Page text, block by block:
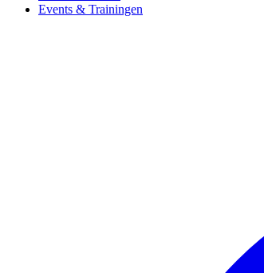
Events & Trainingen